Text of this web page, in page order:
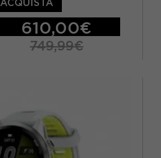
ACQUISTA
610,00€
749,99€